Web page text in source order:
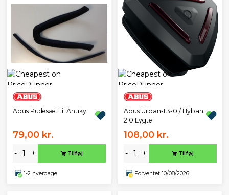
Abus Pudesæt til Anuky
79,00 kr.
- + Tilføj
1-2 hverdage
Abus Urban-I 3-0 / Hyban
2.0 Lygte
108,00 kr.
- + Tilføj
Forventet 10/08/2026